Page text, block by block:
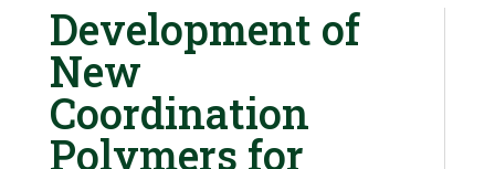
Development of
New
Coordination
Polymers for